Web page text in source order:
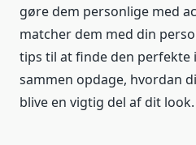
gøre dem personlige med
matcher dem med din
tips til at finde den perfekte
sammen opdage, hvordan
blive en vigtig del af dit look.